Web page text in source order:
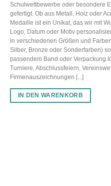
Schulwettbewerbe oder besondere
gefertigt. Ob aus Metall, Holz oder
Medaille ist ein Unikat, das wir mit
Logo, Datum oder Motiv
in verschiedenen Größen und Farben
Silber, Bronze oder Sonderfarben)
passendem Band oder
Turniere, Abschlussfeiern,
Firmenauszeichnungen [...]
IN DEN WARENKORB